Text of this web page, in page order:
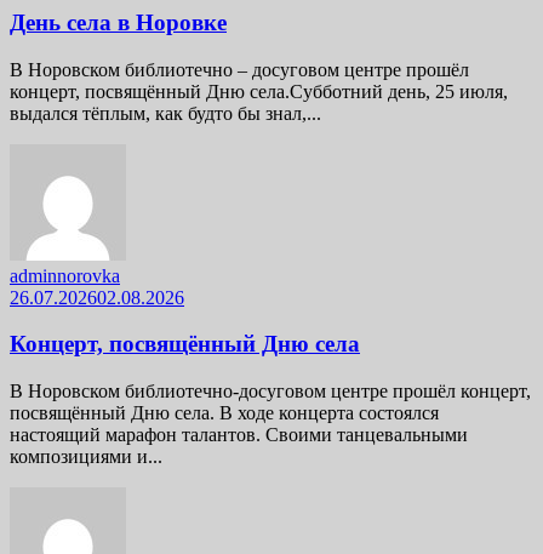
День села в Норовке
В Норовском библиотечно – досуговом центре прошёл
концерт, посвящённый Дню села.Субботний день, 25 июля,
выдался тёплым, как будто бы знал,...
adminnorovka
26.07.202602.08.2026
Концерт, посвящённый Дню села
В Норовском библиотечно-досуговом центре прошёл концерт,
посвящённый Дню села. В ходе концерта состоялся
настоящий марафон талантов. Своими танцевальными
композициями и...